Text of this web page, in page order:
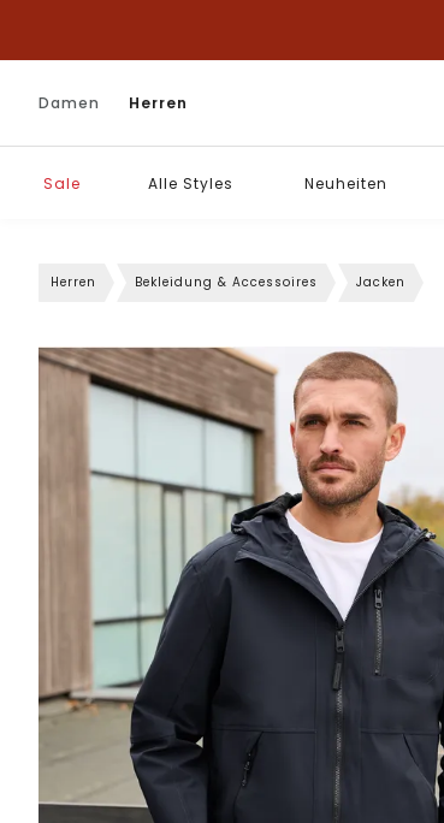
Damen Herren
Sale Alle Styles Neuheiten
Herren Bekleidung & Accessoires Jacken